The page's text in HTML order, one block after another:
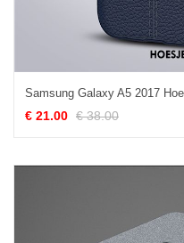
€ 21.00 € 38.00